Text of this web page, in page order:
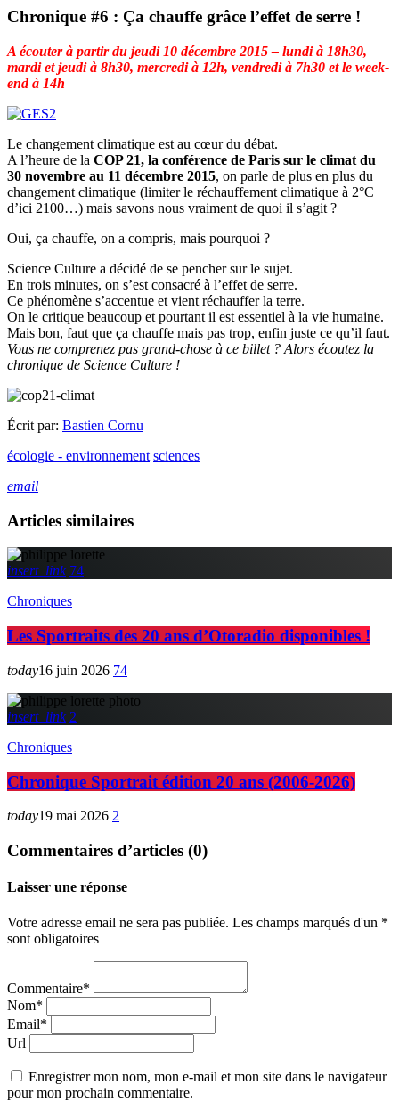
Chronique #6 : Ça chauffe grâce l’effet de serre !
A écouter à partir du jeudi 10 décembre 2015 – lundi à 18h30,
mardi et jeudi à 8h30, mercredi à 12h, vendredi à 7h30 et le week-
end à 14h
Le changement climatique est au cœur du débat.
A l’heure de la COP 21, la conférence de Paris sur le climat du
30 novembre au 11 décembre 2015, on parle de plus en plus du
changement climatique (limiter le réchauffement climatique à 2°C
d’ici 2100…) mais savons nous vraiment de quoi il s’agit ?
Oui, ça chauffe, on a compris, mais pourquoi ?
Science Culture a décidé de se pencher sur le sujet.
En trois minutes, on s’est consacré à l’effet de serre.
Ce phénomène s’accentue et vient réchauffer la terre.
On le critique beaucoup et pourtant il est essentiel à la vie humaine.
Mais bon, faut que ça chauffe mais pas trop, enfin juste ce qu’il faut.
Vous ne comprenez pas grand-chose à ce billet ? Alors écoutez la
chronique de Science Culture !
Écrit par: Bastien Cornu
écologie - environnement sciences
email
Articles similaires
insert_link 74
Chroniques
Les Sportraits des 20 ans d’Otoradio disponibles !
today16 juin 2026 74
insert_link 2
Chroniques
Chronique Sportrait édition 20 ans (2006-2026)
today19 mai 2026 2
Commentaires d’articles (0)
Laisser une réponse
Votre adresse email ne sera pas publiée. Les champs marqués d'un *
sont obligatoires
Commentaire*
Nom*
Email*
Url
Enregistrer mon nom, mon e-mail et mon site dans le navigateur
pour mon prochain commentaire.